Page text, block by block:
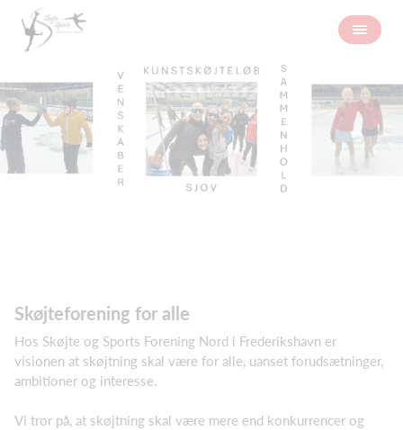
Skøjteforening for alle
Hos Skøjte og Sports Forening Nord i Frederikshavn er
visionen at skøjtning skal være for alle, uanset forudsætninger,
ambitioner og interesse.
Vi tror på, at skøjtning skal være mere end konkurrencer og